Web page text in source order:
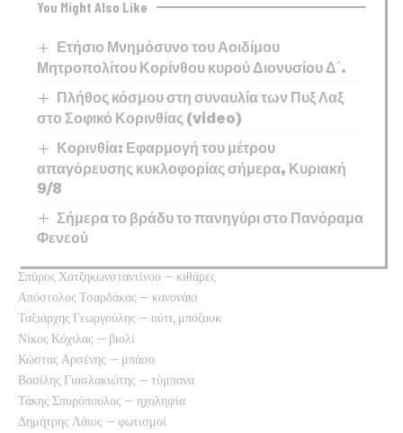
You Might Also Like
Ετήσιο Μνημόσυνο του Αοιδίμου
Μητροπολίτου Κορίνθου κυρού Διονυσίου Δ΄.
Πλήθος κόσμου στη συναυλία των Πυξ Λαξ
στο Σοφικό Κορινθίας (video)
Κορινθία: Εφαρμογή του μέτρου
απαγόρευσης κυκλοφορίας σήμερα, Κυριακή
9/8
Σήμερα το βράδυ το πανηγύρι στο Πανόραμα
Φενεού
Σπύρος Χατζηκωνσταντίνου – κιθάρες
Απόστολος Τσαρδάκας – κανονάκι
Ταξιάρχης Γεωργούλης – ούτι, μπόζουκ
Νίκος Κόχιλας – βιολί
Κώστας Αρσένης – μπάσο
Βασίλης Γιασλακιώτης – τύμπανα
Τάκης Σπυρόπουλος – ηχοληψία
Δημήτρης Λάιος – φωτισμοί